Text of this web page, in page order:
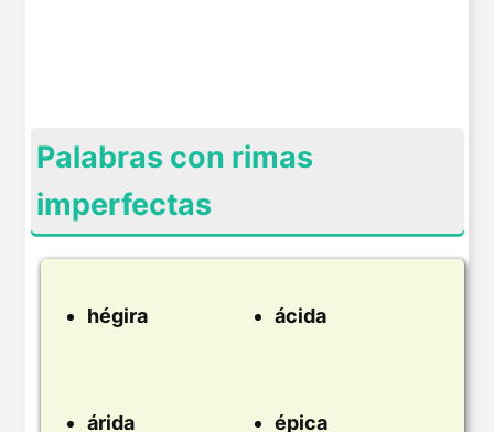
Palabras con rimas
imperfectas
hégira ácida
árida épica